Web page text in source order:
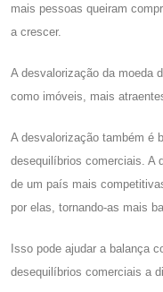
mais pessoas queiram
a crescer.
A desvalorização da moeda
como imóveis, mais
A desvalorização também é
desequilíbrios comerciais. A
de um país mais
por elas, tornando-as mais
Isso pode ajudar a balança
desequilíbrios comerciais a